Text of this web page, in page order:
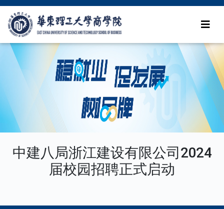
中建八局浙江建设有限公司2024
届校园招聘正式启动